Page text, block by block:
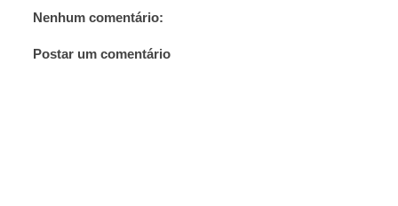
Nenhum comentário:
Postar um comentário